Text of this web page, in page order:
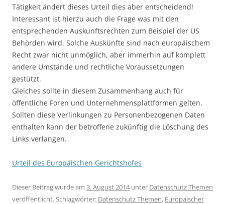
Tätigkeit ändert dieses Urteil dies aber entscheidend!
Interessant ist hierzu auch die Frage was mit den
entsprechenden Auskunftsrechten zum Beispiel der US
Behörden wird. Solche Auskünfte sind nach europäischem
Recht zwar nicht unmöglich, aber immerhin auf komplett
andere Umstände und rechtliche Voraussetzungen
gestützt.
Gleiches sollte in diesem Zusammenhang auch für
öffentliche Foren und Unternehmensplattformen gelten.
Sollten diese Verlinkungen zu Personenbezogenen Daten
enthalten kann der betroffene zukünftig die Löschung des
Links verlangen.
Urteil des Europäischen Gerichtshofes
Dieser Beitrag wurde am 3. August 2014unter Datenschutz Themen
veröffentlicht. Schlagwörter: Datenschutz Themen, Europäischer